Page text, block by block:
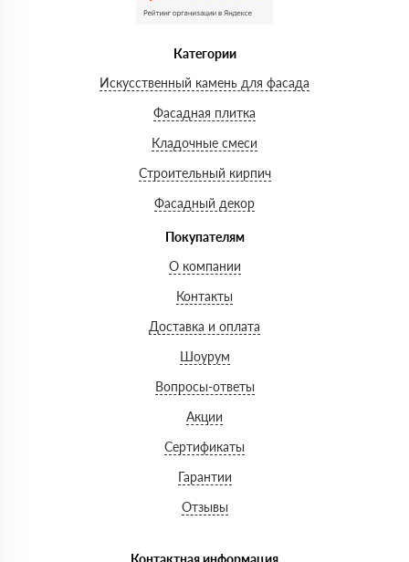
Категории
Искусственный камень для фасада
Фасадная плитка
Кладочные смеси
Строительный кирпич
Фасадный декор
Покупателям
О компании
Контакты
Доставка и оплата
Шоурум
Вопросы-ответы
Акции
Сертификаты
Гарантии
Отзывы